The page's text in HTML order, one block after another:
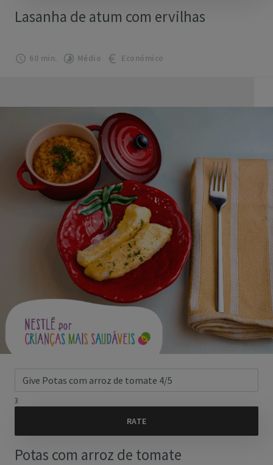
Lasanha de atum com ervilhas
60 min. Médio Económico
3
Potas com arroz de tomate